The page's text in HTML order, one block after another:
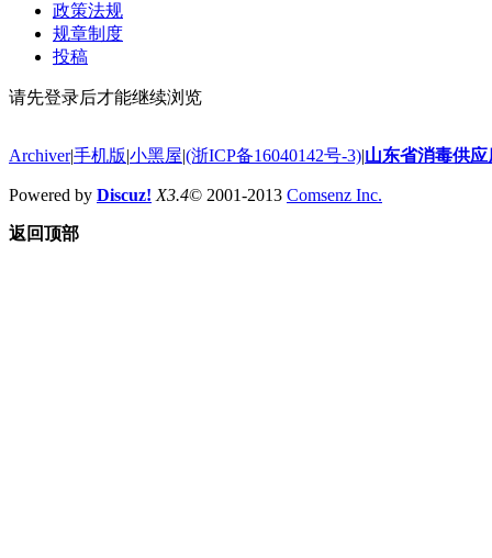
政策法规
规章制度
投稿
请先登录后才能继续浏览
Archiver|手机版|小黑屋|(浙ICP备16040142号-3)|山东省消毒供
Powered by Discuz! X3.4© 2001-2013 Comsenz Inc.
返回顶部